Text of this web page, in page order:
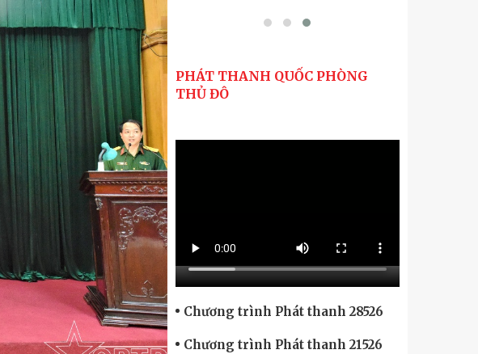
PHÁT THANH QUỐC PHÒNG
THỦ ĐÔ
Chương trình Phát thanh 28526
Chương trình Phát thanh 21526